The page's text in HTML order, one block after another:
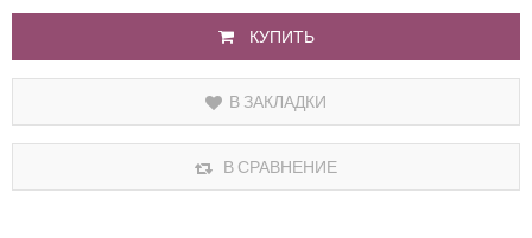
КУПИТЬ
В ЗАКЛАДКИ
В СРАВНЕНИЕ